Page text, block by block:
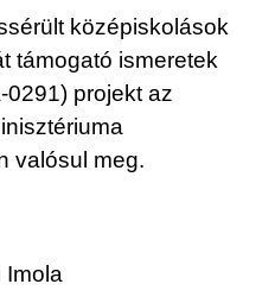
középiskolások
támogató ismeretek
0291) projekt az
valósul meg.
Imola